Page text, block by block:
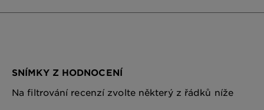
SNÍMKY Z HODNOCENÍ
Na filtrování recenzí zvolte některý z řádků níže